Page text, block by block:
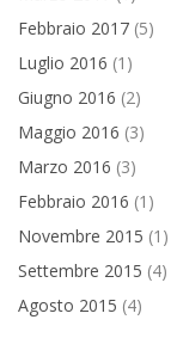
Febbraio 2017 (5)
Luglio 2016 (1)
Giugno 2016 (2)
Maggio 2016 (3)
Marzo 2016 (3)
Febbraio 2016 (1)
Novembre 2015 (1)
Settembre 2015 (4)
Agosto 2015 (4)